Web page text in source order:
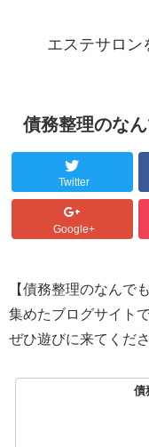
エステサロン
債務整理のな
Twitter
Google+
【債務整理のなんで
集めたブログサイトで
ぜひ遊びに来てくださ
債